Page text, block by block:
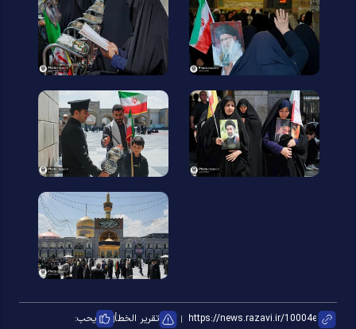
تقرير الخطأ
يحب: